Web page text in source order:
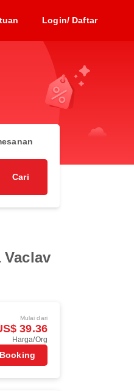
Login/ Daftar
Cari
Mulai dari
39.36
Harga/Org
Booking